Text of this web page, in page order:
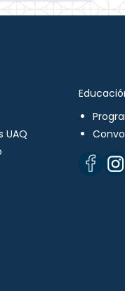
UAQ